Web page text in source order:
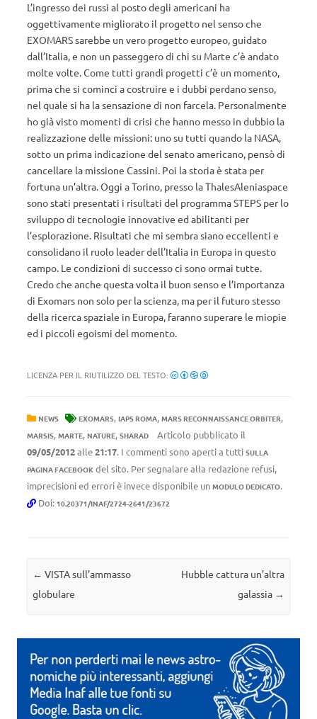
L’ingresso dei russi al posto degli americani ha
oggettivamente migliorato il progetto nel senso che
EXOMARS sarebbe un vero progetto europeo, guidato
dall’Italia, e non un passeggero di chi su Marte c’è andato
molte volte. Come tutti grandi progetti c’è un momento,
prima che si cominci a costruire e i dubbi perdano senso,
nel quale si ha la sensazione di non farcela. Personalmente
ho già visto momenti di crisi che hanno messo in dubbio la
realizzazione delle missioni: uno su tutti quando la NASA,
sotto un prima indicazione del senato americano, pensò di
cancellare la missione Cassini. Poi la storia è stata per
fortuna un’altra. Oggi a Torino, presso la ThalesAleniaspace
sono stati presentati i risultati del programma STEPS per lo
sviluppo di tecnologie innovative ed abilitanti per
l’esplorazione. Risultati che mi sembra siano eccellenti e
consolidano il ruolo leader dell’Italia in Europa in questo
campo. Le condizioni di successo ci sono ormai tutte.
Credo che anche questa volta il buon senso e l’importanza
di Exomars non solo per la scienza, ma per il futuro stesso
della ricerca spaziale in Europa, faranno superare le miopie
ed i piccoli egoismi del momento.
LICENZA PER IL RIUTILIZZO DEL TESTO:
NEWS EXOMARS, IAPS ROMA, MARS RECONNAISSANCE ORBITER,
MARSIS, MARTE, NATURE, SHARAD
Articolo pubblicato il
09/05/2012alle21:17. I commenti sono aperti a tutti SULLA
PAGINA FACEBOOK del sito. Per segnalare alla redazione refusi,
imprecisioni ed errori è invece disponibile un MODULO DEDICATO.
Doi: 10.20371/INAF/2724-2641/23672
Navigazione articolo
← VISTA sull’ammasso
globulare
Hubble cattura un’altra
galassia →